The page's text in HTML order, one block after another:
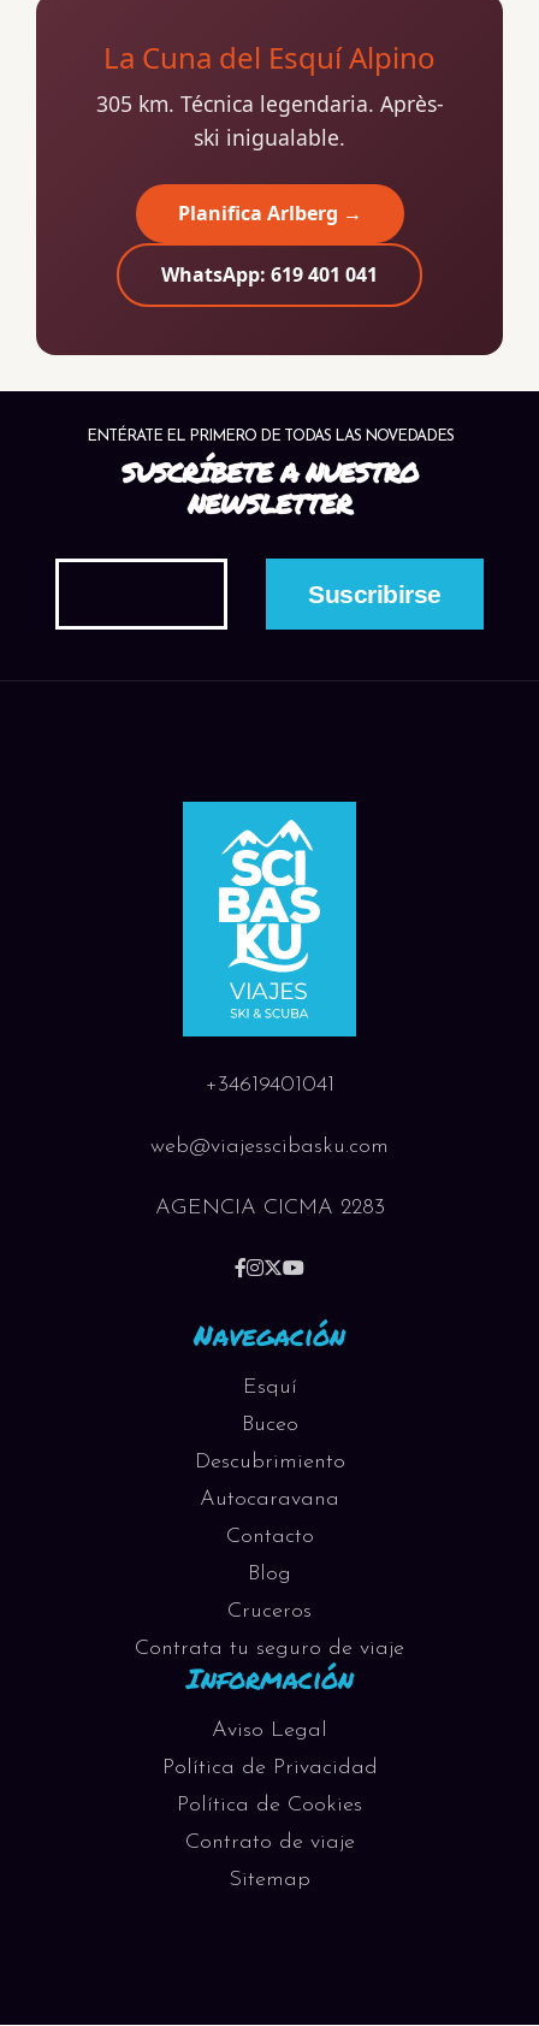
La Cuna del Esquí Alpino
305 km. Técnica legendaria. Après-
ski inigualable.
Planifica Arlberg →
WhatsApp: 619 401 041
ENTÉRATE EL PRIMERO DE TODAS LAS NOVEDADES
SUSCRÍBETE A NUESTRO
NEWSLETTER
+34619401041
web@viajesscibasku.com
AGENCIA CICMA 2283
Navegación
Esquí
Buceo
Descubrimiento
Autocaravana
Contacto
Blog
Cruceros
Contrata tu seguro de viaje
Información
Aviso Legal
Política de Privacidad
Política de Cookies
Contrato de viaje
Sitemap